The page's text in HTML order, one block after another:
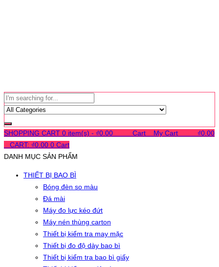
SHOPPING CART 0 item(s) - ₫0.00 Cart My Cart ₫0.00
CART: ₫0.00 0 Cart
DANH MỤC SẢN PHẨM
THIẾT BỊ BAO BÌ
Bóng đèn so màu
Đá mài
Máy đo lực kéo đứt
Máy nén thùng carton
Thiết bị kiểm tra may mặc
Thiết bị đo độ dày bao bì
Thiết bị kiểm tra bao bì giấy